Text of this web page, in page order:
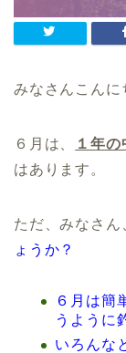
みなさんこんに
６月は、 １年
はあります。
ただ、みなさん
ょうか？
６月は簡
うように
いろんな